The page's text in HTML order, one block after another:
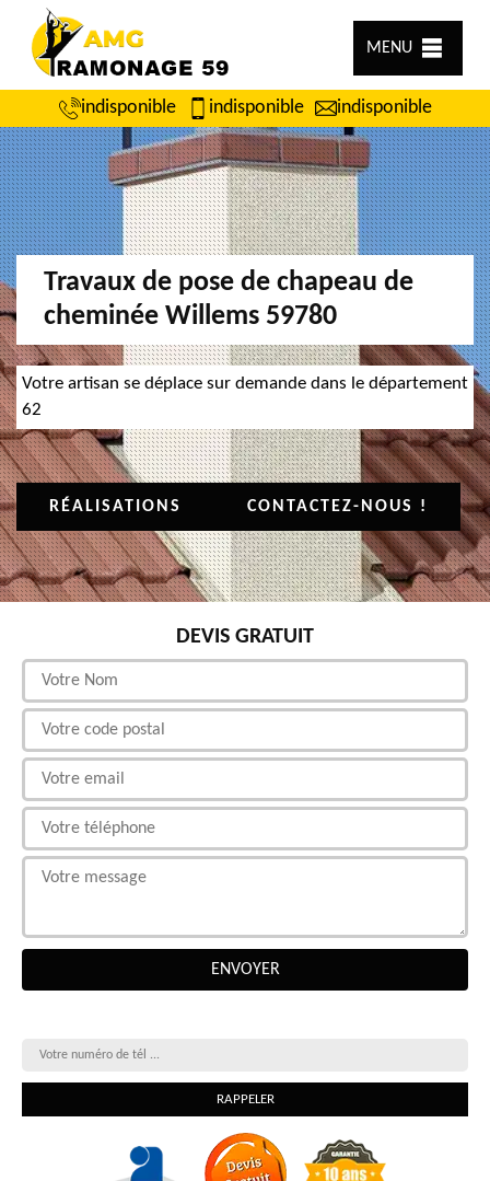
MENU
indisponible indisponible indisponible
Travaux de pose de chapeau de
cheminée Willems 59780
Votre artisan se déplace sur demande dans le département
62
RÉALISATIONS CONTACTEZ-NOUS !
DEVIS GRATUIT